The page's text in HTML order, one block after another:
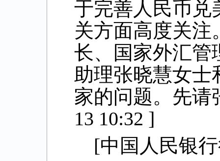
于完善人民币兑
关方面高度关
长、国家外汇管
助理张晓慧女士
家的问题。先请
13 10:32 ]
[中国人民银